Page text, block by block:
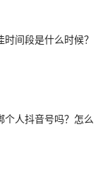
间段是什么时候？
个人抖音号吗？怎么